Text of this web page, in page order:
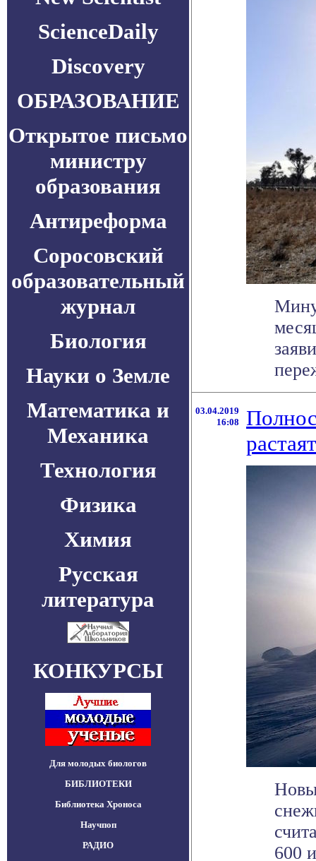
ScienceDaily
Discovery
ОБРАЗОВАНИЕ
Открытое письмо
министру
образования
Антиреформа
Соросовский
образовательный
журнал
Биология
Науки о Земле
Математика и
Механика
Технология
Физика
Химия
Русская
литература
КОНКУРСЫ
Для молодых биологов
БИБЛИОТЕКИ
Библиотека Хроноса
Научпоп
РАДИО
03.04.2019
16:08
600